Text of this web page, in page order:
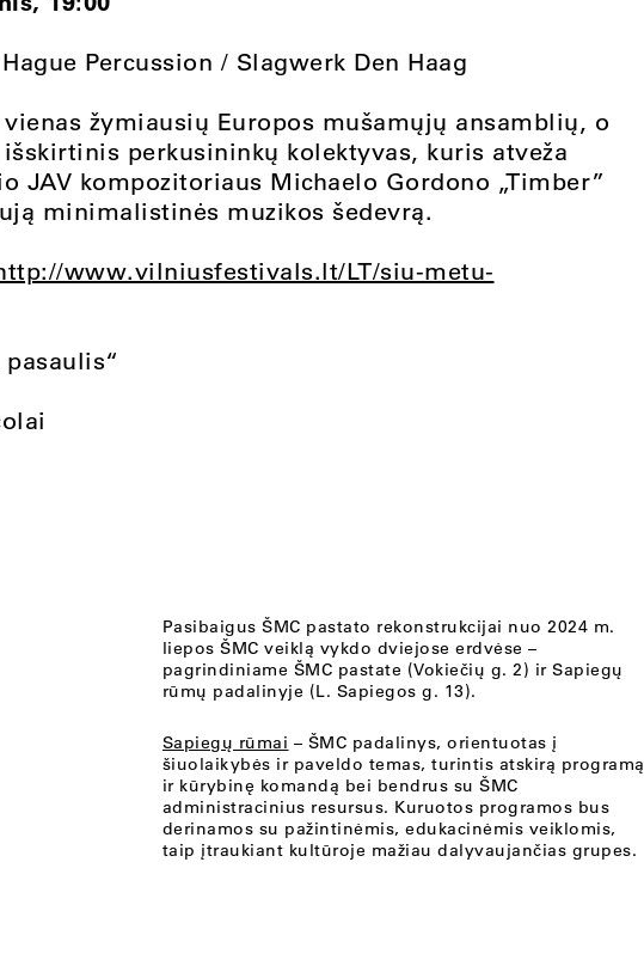
Percussion / Slagwerk Den Haag
žymiausių Europos mušamųjų ansamblių, o
perkusininkų kolektyvas, kuris atveža
JAV kompozitoriaus Michaelo Gordono „Timber”
minimalistinės muzikos šedevrą.
www.vilniusfestivals.lt/LT/siu-metu-
Pasibaigus ŠMC pastato rekonstrukcijai nuo 2024 m.
liepos ŠMC veiklą vykdo dviejose erdvėse –
pagrindiniame ŠMC pastate (Vokiečių g. 2) ir Sapiegų
rūmų padalinyje (L. Sapiegos g. 13).
Sapiegų rūmai – ŠMC padalinys, orientuotas į
šiuolaikybės ir paveldo temas, turintis atskirą programą
ir kūrybinę komandą bei bendrus su ŠMC
administracinius resursus. Kuruotos programos bus
derinamos su pažintinėmis, edukacinėmis veiklomis,
taip įtraukiant kultūroje mažiau dalyvaujančias grupes.